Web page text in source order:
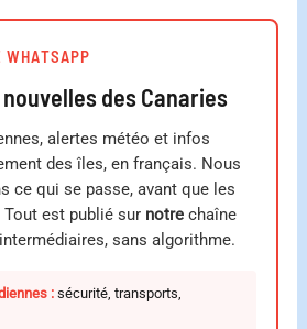
WHATSAPP
des Canaries
alertes météo et infos
des îles, en français. Nous
ce qui se passe, avant que les
est publié sur notre chaîne
sans algorithme.
:sécurité, transports,